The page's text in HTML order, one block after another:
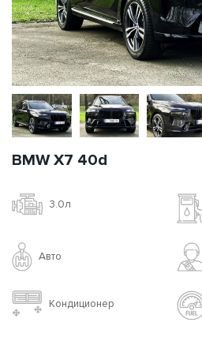
BMW X7 40d
3.0л
Авто
Кондиционер